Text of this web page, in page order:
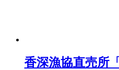
香深漁協直売所